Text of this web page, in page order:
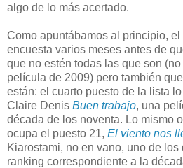
algo de lo más acertado.
Como apuntábamos al principio,
encuesta varios meses antes de
que no estén todas las que son
película de 2009) pero también
están: el cuarto puesto de la lista
Claire Denis Buen trabajo, una
década de los noventa. Lo mismo
ocupa el puesto 21, El viento nos
Kiarostami, no en vano, uno de los
ranking correspondiente a la